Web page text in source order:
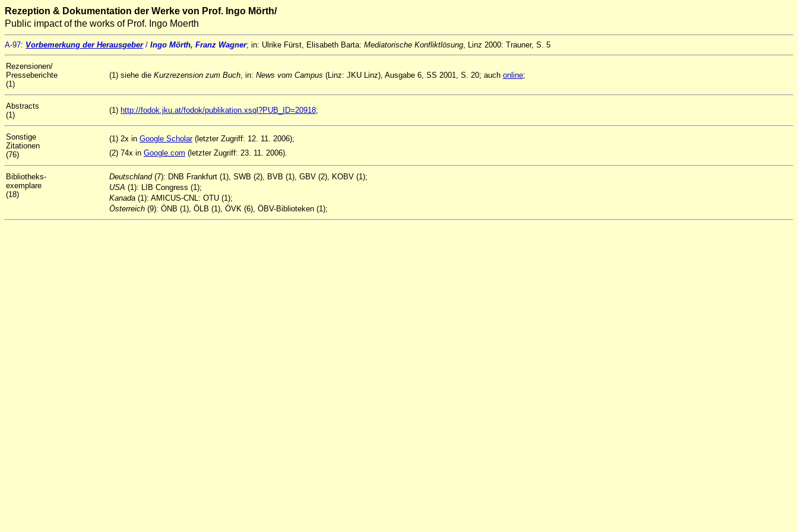
Rezeption & Dokumentation der Werke von Prof. Ingo Mörth/
Public impact of the works of Prof. Ingo Moerth
A-97: Vorbemerkung der Herausgeber/ Ingo Mörth, Franz Wagner; in: Ulrike Fürst, Elisabeth Barta: Mediatorische Konfliktlösung, Linz 2000: Trauner, S. 5
Rezensionen/
Presseberichte
(1)
(1) siehe die Kurzrezension zum Buch, in: News vom Campus (Linz: JKU Linz), Ausgabe 6, SS 2001, S. 20; auch online;
Abstracts
(1)
(1) http://fodok.jku.at/fodok/publikation.xsql?PUB_ID=20918;
Sonstige
Zitationen
(76)
(1) 2x in Google Scholar(letzter Zugriff: 12. 11. 2006);
(2) 74x in Google.com (letzter Zugriff: 23. 11. 2006).
Bibliotheks-
exemplare
(18)
Deutschland (7): DNB Frankfurt (1), SWB (2), BVB (1), GBV (2), KOBV (1);
USA (1): LIB Congress (1);
Kanada (1): AMICUS-CNL: OTU (1);
Österreich (9): ÖNB (1), ÖLB (1), ÖVK (6), ÖBV-Biblioteken (1);